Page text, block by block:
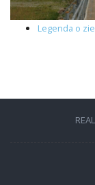
Legenda o